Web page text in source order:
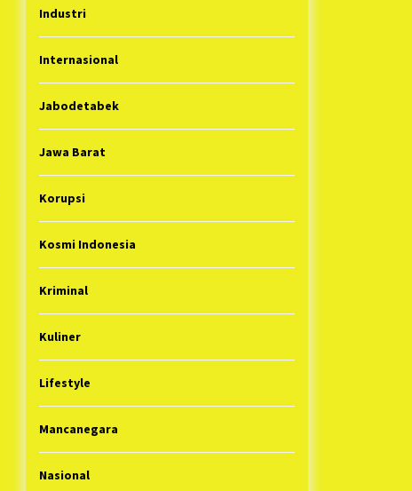
Industri
Internasional
Jabodetabek
Jawa Barat
Korupsi
Kosmi Indonesia
Kriminal
Kuliner
Lifestyle
Mancanegara
Nasional